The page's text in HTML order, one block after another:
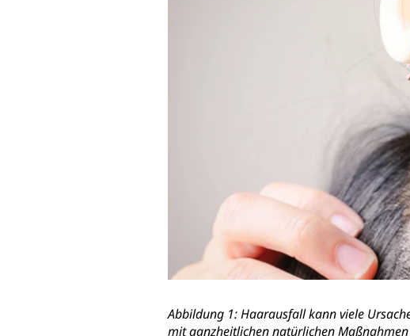
Abbildung 1: Haarausfall kann viele
mit ganzheitlichen natürlichen